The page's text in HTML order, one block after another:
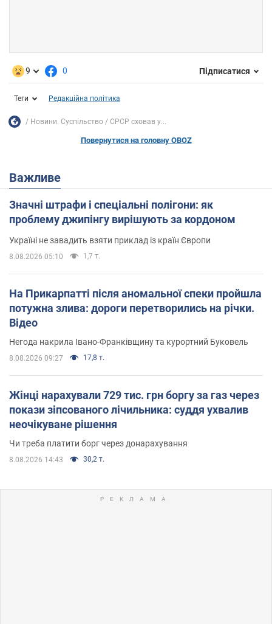
9 0 Підписатися
Теги Редакційна політика
Новини. Суспільство СРСР сховав у...
Повернутися на головну OBOZ
Важливе
Значні штрафи і спеціальні полігони: як
проблему джипінгу вирішують за кордоном
Україні не завадить взяти приклад із країн Європи
8.08.2026 05:10 1,7 т.
На Прикарпатті після аномальної спеки пройшла
потужна злива: дороги перетворились на річки.
Відео
Негода накрила Івано-Франківщину та курортний Буковель
8.08.2026 09:27 17,8 т.
Жінці нарахували 729 тис. грн боргу за газ через
покази зіпсованого лічильника: суддя ухвалив
неочікуване рішення
Чи треба платити борг через донарахування
8.08.2026 14:43 30,2 т.